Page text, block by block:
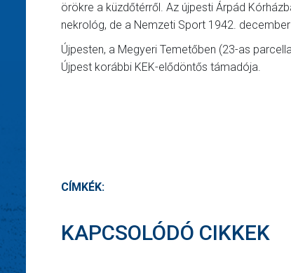
örökre a küzdőtérről. Az újpesti Árpád
nekrológ, de a Nemzeti Sport 1942.
Újpesten, a Megyeri Temetőben (23-as
Újpest korábbi KEK-elődöntős támadója.
CÍMKÉK:
KAPCSOLÓDÓ CIKKEK